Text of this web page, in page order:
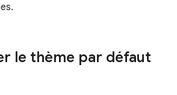
le thème par défaut